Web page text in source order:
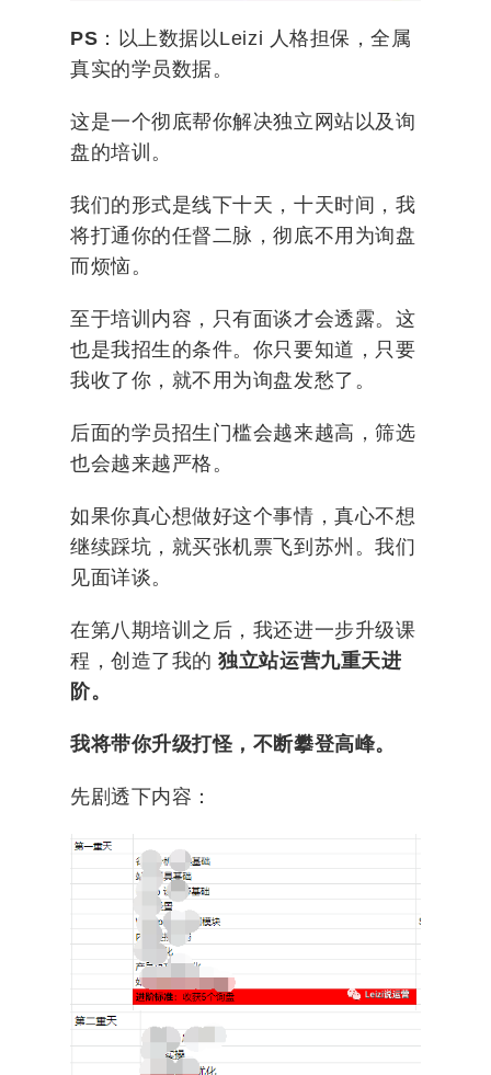
PS ：以上数据以Leizi 人格担保，全属
真实的学员数据。
这是一个彻底帮你解决独立网站以及询
盘的培训。
我们的形式是线下十天，十天时间，我
将打通你的任督二脉，彻底不用为询盘
而烦恼。
至于培训内容，只有面谈才会透露。这
也是我招生的条件。你只要知道，只要
我收了你，就不用为询盘发愁了。
后面的学员招生门槛会越来越高，筛选
也会越来越严格。
如果你真心想做好这个事情，真心不想
继续踩坑，就买张机票飞到苏州。我们
见面详谈。
在第八期培训之后，我还进一步升级课
程，创造了我的独立站运营九重天进
阶。
我将带你升级打怪，不断攀登高峰。
先剧透下内容：